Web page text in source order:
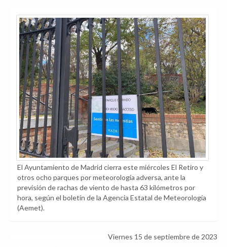
El Ayuntamiento de Madrid cierra este miércoles El Retiro y
otros ocho parques por meteorología adversa, ante la
previsión de rachas de viento de hasta 63 kilómetros por
hora, según el boletín de la Agencia Estatal de Meteorología
(Aemet).
Viernes 15 de septiembre de 2023